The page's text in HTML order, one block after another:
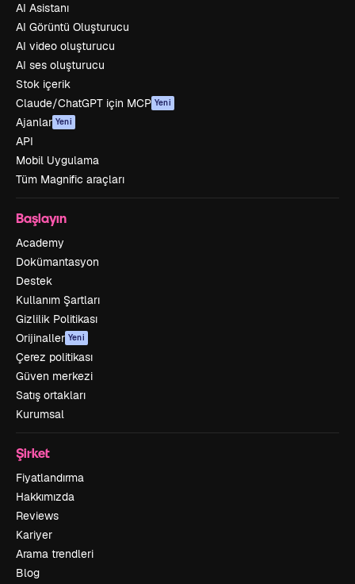
AI Asistanı
AI Görüntü Oluşturucu
AI video oluşturucu
AI ses oluşturucu
Stok içerik
Claude/ChatGPT için MCP Yeni
Ajanlar Yeni
API
Mobil Uygulama
Tüm Magnific araçları
Başlayın
Academy
Dokümantasyon
Destek
Kullanım Şartları
Gizlilik Politikası
Orijinaller Yeni
Çerez politikası
Güven merkezi
Satış ortakları
Kurumsal
Şirket
Fiyatlandırma
Hakkımızda
Reviews
Kariyer
Arama trendleri
Blog